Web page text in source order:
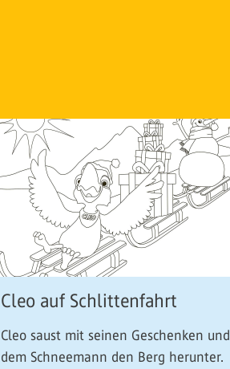
Cleo auf Schlittenfahrt
Cleo saust mit seinen Geschenken und
dem Schneemann den Berg herunter.